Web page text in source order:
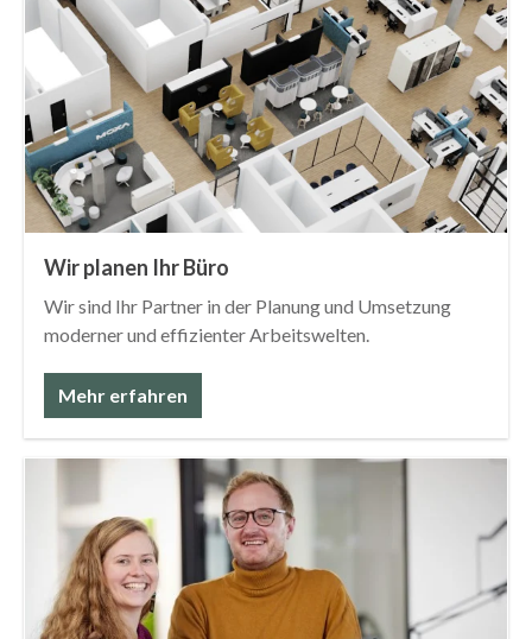
Wir planen Ihr Büro
Wir sind Ihr Partner in der Planung und Umsetzung
moderner und effizienter Arbeitswelten.
Mehr erfahren